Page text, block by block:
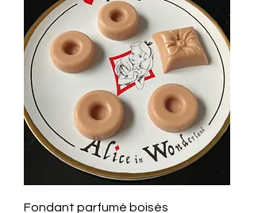
Fondant parfumé boisés